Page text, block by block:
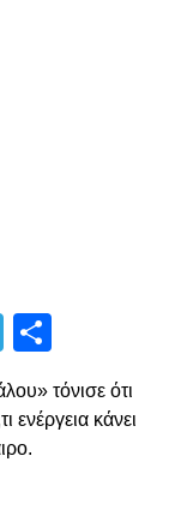
Telegram
τόνισε ότι
ενέργεια κάνει